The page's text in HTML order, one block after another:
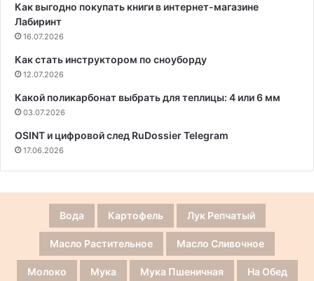
Как выгодно покупать книги в интернет-магазине
Лабиринт
16.07.2026
Как стать инструктором по сноуборду
12.07.2026
Какой поликарбонат выбрать для теплицы: 4 или 6 мм
03.07.2026
OSINT и цифровой след RuDossier Telegram
17.06.2026
Вода Картофель Лук Репчатый
Масло Растительное Масло Сливочное
Молоко Мука Мука Пшеничная На Обед